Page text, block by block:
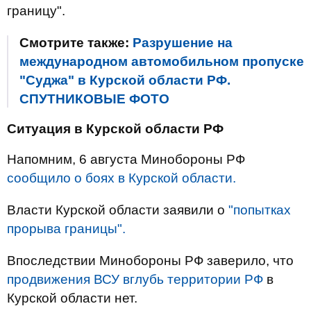
границу".
Смотрите также: Разрушение на
международном автомобильном пропуске
"Суджа" в Курской области РФ.
СПУТНИКОВЫЕ ФОТО
Ситуация в Курской области РФ
Напомним, 6 августа Минобороны РФ
сообщило о боях в Курской области.
Власти Курской области заявили о "попытках
прорыва границы".
Впоследствии Минобороны РФ заверило, что
продвижения ВСУ вглубь территории РФ в
Курской области нет.